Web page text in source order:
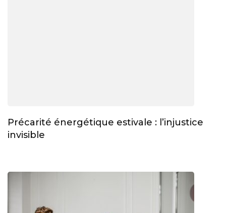
Précarité énergétique estivale : l’injustice
invisible